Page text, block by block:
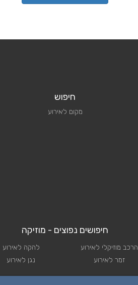
חיפוש
מקום לאירוע
חיפושים נפוצים - מוזיקה
הרכב מוזיקלי לאירוע
זמר לאירוע
להקה לאירוע
נגן לאירוע